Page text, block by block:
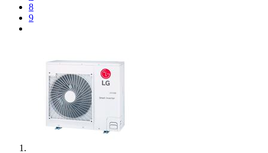
8
9